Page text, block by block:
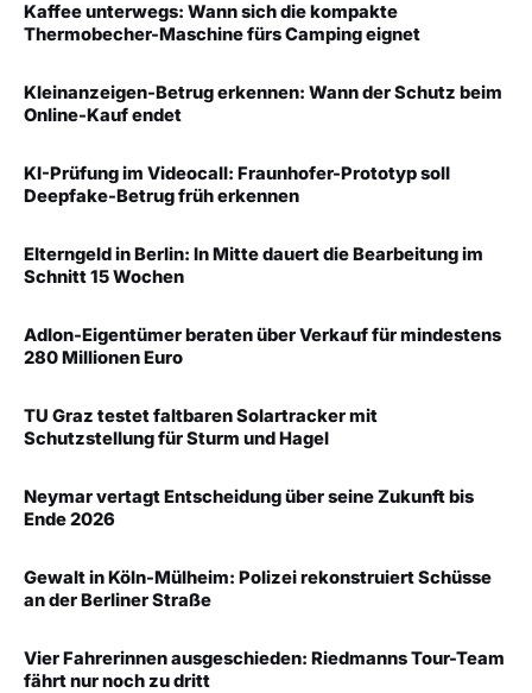
Kaffee unterwegs: Wann sich die kompakte
Thermobecher-Maschine fürs Camping eignet
Kleinanzeigen-Betrug erkennen: Wann der Schutz beim
Online-Kauf endet
KI-Prüfung im Videocall: Fraunhofer-Prototyp soll
Deepfake-Betrug früh erkennen
Elterngeld in Berlin: In Mitte dauert die Bearbeitung im
Schnitt 15 Wochen
Adlon-Eigentümer beraten über Verkauf für mindestens
280 Millionen Euro
TU Graz testet faltbaren Solartracker mit
Schutzstellung für Sturm und Hagel
Neymar vertagt Entscheidung über seine Zukunft bis
Ende 2026
Gewalt in Köln-Mülheim: Polizei rekonstruiert Schüsse
an der Berliner Straße
Vier Fahrerinnen ausgeschieden: Riedmanns Tour-Team
fährt nur noch zu dritt